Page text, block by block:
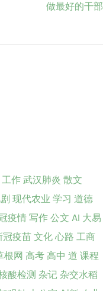
Next
做最好的干部
工作武汉肺炎散文
现代农业学习 道德
疫情写作公文AI 大易
冠疫苗文化心路工商
根网高考高中 道课程
酸检测杂记杂交水稻